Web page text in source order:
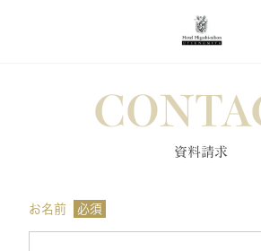
資料請求
お名前 必須